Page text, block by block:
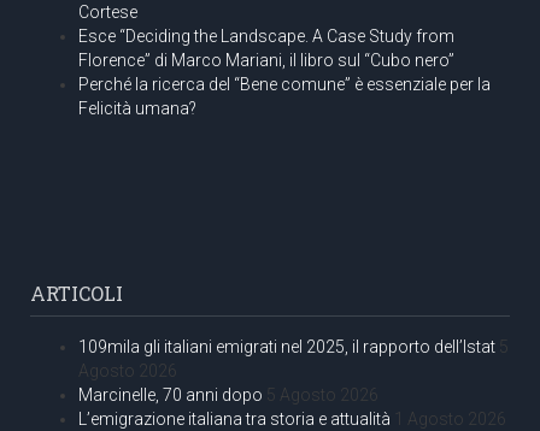
Cortese
Esce “Deciding the Landscape. A Case Study from
Florence” di Marco Mariani, il libro sul “Cubo nero”
Perché la ricerca del “Bene comune” è essenziale per la
Felicità umana?
ARTICOLI
109mila gli italiani emigrati nel 2025, il rapporto dell’Istat 5
Agosto 2026
Marcinelle, 70 anni dopo 5 Agosto 2026
L’emigrazione italiana tra storia e attualità 1 Agosto 2026